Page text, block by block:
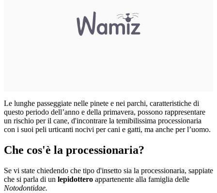
Le lunghe passeggiate nelle pinete e nei parchi, caratteristiche di
questo periodo dell’anno e della primavera, possono rappresentare
un rischio per il cane, d'incontrare la temibilissima processionaria
con i suoi peli urticanti nocivi per cani e gatti, ma anche per l’uomo.
Che cos'è la processionaria?
Se vi state chiedendo che tipo d'insetto sia la processionaria, sappiate
che si parla di un lepidottero appartenente alla famiglia delle
Notodontidae.